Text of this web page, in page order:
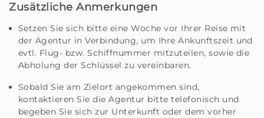
zusätzliche Gebühr von 20 € haben, die bei der Ankunft
an unseren Gastgeber zu zahlen ist.
schönen Insel Madeira.
Zusätzliche Anmerkungen
Setzen Sie sich bitte eine Woche vor Ihrer Reise mit
der Agentur in Verbindung, um Ihre Ankunftszeit und
evtl. Flug- bzw. Schiffnummer mitzuteilen, sowie die
Abholung der Schlüssel zu vereinbaren.
Sobald Sie am Zielort angekommen sind,
kontaktieren Sie die Agentur bitte telefonisch und
begeben Sie sich zur Unterkunft oder dem vorher